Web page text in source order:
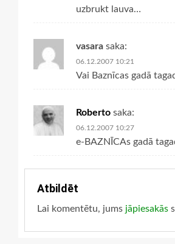
uzbrukt lauva…
vasara saka:
06.12.2007 10:21
Vai Baznīcas gadā
Roberto saka:
06.12.2007 10:27
e-BAZNĪCAs gadā
Atbildēt
Lai komentētu, jums jāpiesakās